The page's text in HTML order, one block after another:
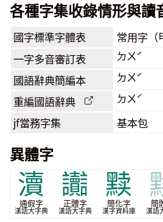
各種字集收錄情形與讀
國字標準字體表 常用字（
一字多音審訂表 ㄉㄨˊ
國語辭典簡編本 ㄉㄨˊ
重編國語辭典 ㄉㄨˊ
jf當務字集 基本包
異體字
瀆
通假字
漢語大字典
讟
正體字
漢語大字典
黩
簡化字
漢字資料庫
簡
漢語